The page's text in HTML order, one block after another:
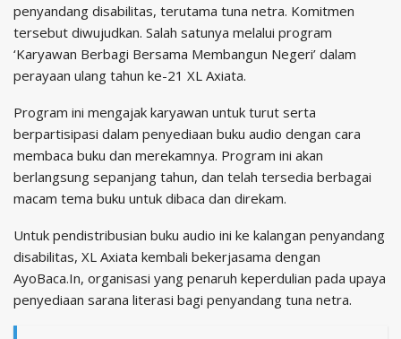
penyandang disabilitas, terutama tuna netra. Komitmen
tersebut diwujudkan. Salah satunya melalui program
‘Karyawan Berbagi Bersama Membangun Negeri’ dalam
perayaan ulang tahun ke-21 XL Axiata.
Program ini mengajak karyawan untuk turut serta
berpartisipasi dalam penyediaan buku audio dengan cara
membaca buku dan merekamnya. Program ini akan
berlangsung sepanjang tahun, dan telah tersedia berbagai
macam tema buku untuk dibaca dan direkam.
Untuk pendistribusian buku audio ini ke kalangan penyandang
disabilitas, XL Axiata kembali bekerjasama dengan
AyoBaca.In, organisasi yang penaruh keperdulian pada upaya
penyediaan sarana literasi bagi penyandang tuna netra.